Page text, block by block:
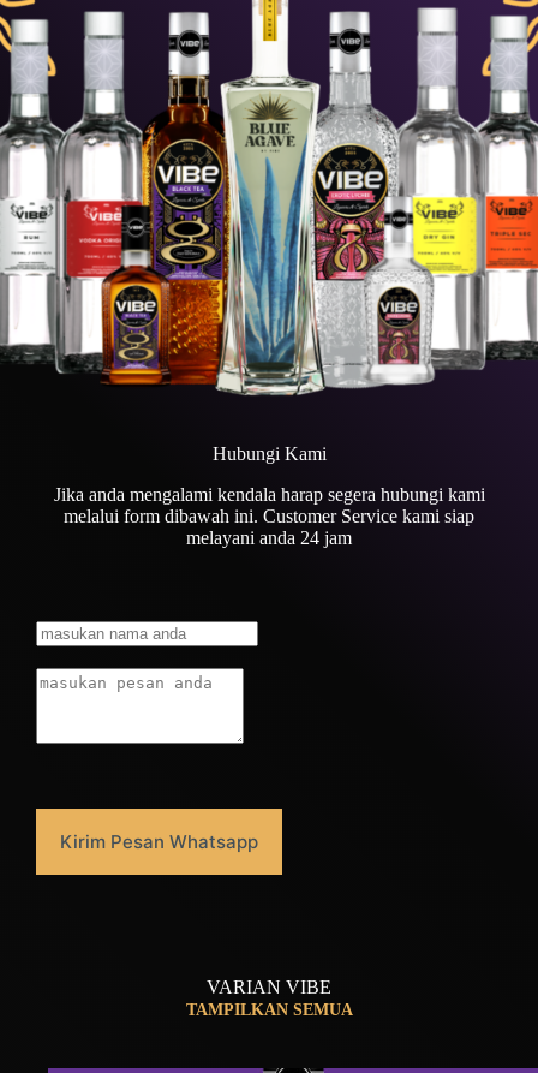
Hubungi Kami
Jika anda mengalami kendala harap segera hubungi kami
melalui form dibawah ini. Customer Service kami siap
melayani anda 24 jam
Kirim Pesan Whatsapp
VARIAN VIBE
TAMPILKAN SEMUA